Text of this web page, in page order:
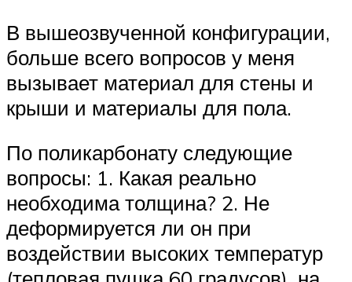
В вышеозвученной конфигурации,
больше всего вопросов у меня
вызывает материал для стены и
крыши и материалы для пола.
По поликарбонату следующие
вопросы: 1. Какая реально
необходима толщина? 2. Не
деформируется ли он при
воздействии высоких температур